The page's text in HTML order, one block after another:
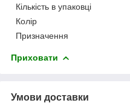
Кількість в упаковці
Колір
Призначення
Приховати
Умови доставки